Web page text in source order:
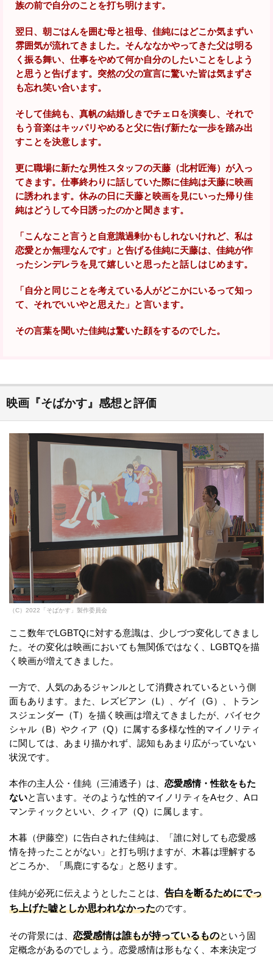
族の前で自分のことを打ち明けます。
翌日、朝ごはんを囲む母と祖母、佳純にはどこか気まずい
雰囲気が流れてきました。そんななかやってきた父は明る
く振る舞い、仕事をやめて何か自分のしたいことをしよう
と思うと告げます。突然の父の宣言に驚いた皆は気まずさ
も忘れ笑い合います。
そして佳純も、真帆の結婚しきでチェロを演奏し、それで
もう音楽はキッパリやめると父に告げ新たな一歩を踏み出
すことを決意します。
更に職場に新たな男性スタッフの天藤（北村匠海）が入っ
てきます。仕事終わりに話していた際に佳純は天藤に映画
に誘われます。休みの日に天藤と映画を見にいった帰り佳
純はどうして今日誘ったのかと聞きます。
「こんなこと言うと自意識過剰かもしれないけれど、私は
恋愛とか無理なんです」と告げる佳純に天藤は、佳純が作
ったシンデレラを見て嬉しいと思ったと話しはじめます。
「自分と同じことを考えている人がどこかにいるって知っ
て、それでいいやと思えた」と言います。
その言葉を聞いた佳純は驚いた顔をするのでした。
映画『そばかす』感想と評価
（C）2022「そばかす」製作委員会
ここ数年でLGBTQに対する意識は、少しづつ変化してきまし
た。その変化は映画においても無関係ではなく、LGBTQを描
く映画が増えてきました。
一方で、人気のあるジャンルとして消費されているという側
面もあります。また、レズビアン（L）、ゲイ（G）、トラン
スジェンダー（T）を描く映画は増えてきましたが、バイセク
シャル（B）やクィア（Q）に属する多様な性的マイノリティ
に関しては、あまり描かれず、認知もあまり広がっていない
状況です。
本作の主人公・佳純（三浦透子）は、 恋愛感情・性欲をもた
ないと言います。そのような性的マイノリティをAセク、Aロ
マンティックといい、クィア（Q）に属します。
木暮（伊藤空）に告白された佳純は、「誰に対しても恋愛感
情を持ったことがない」と打ち明けますが、木暮は理解する
どころか、「馬鹿にするな」と怒ります。
佳純が必死に伝えようとしたことは、 告白を断るためにでっ
ち上げた嘘としか思われなかったのです。
その背景には、 恋愛感情は誰もが持っているものという固
定概念があるのでしょう。恋愛感情は形もなく、本来決定づ